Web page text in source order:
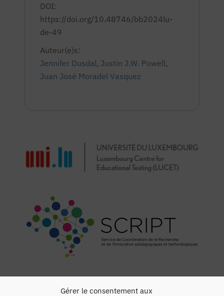
Gérer le consentement aux
DOI:
https://doi.org/10.48746/bb2024lu-
de-49
Auteur(e)s:
Jennifer Dusdal, Justin J.W. Powell,
Juan José Moradel Vasquez